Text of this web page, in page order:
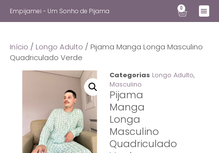
Empijamei - Um Sonho de Pijama 0
Início / Longo Adulto / Pijama Manga Longa Masculino
Quadriculado Verde
Categorias Longo Adulto,
Masculino
Pijama
Manga
Longa
Masculino
Quadriculado